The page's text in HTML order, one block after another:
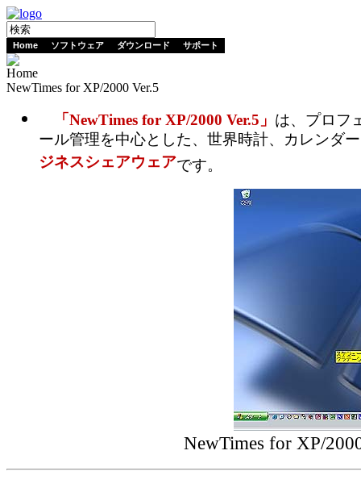
Home ソフトウェア ダウンロード サポート
Home
NewTimes for XP/2000 Ver.5
「NewTimes for XP/2000 Ver.5」 は、プロフ
ール管理を中心とした、世界時計、カレンダ
ジネスシェアウェアです。
NewTimes for XP/